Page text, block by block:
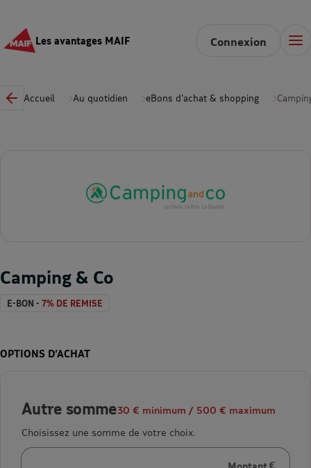
Les avantages MAIF Connexion
Accueil Au quotidien eBons d'achat & shopping
Camping & Co
E-BON - 7% DE REMISE
OPTIONS D’ACHAT
Autre somme30 € minimum / 500 € maximum
Choisissez une somme de votre choix.
Montant